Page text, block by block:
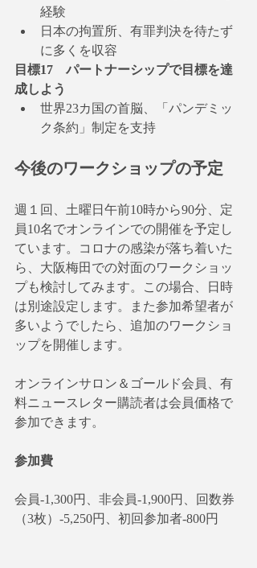
経験
日本の拘置所、有罪判決を待たず
に多くを収容
目標17　パートナーシップで目標を達
成しよう
世界23カ国の首脳、「パンデミッ
ク条約」制定を支持
今後のワークショップの予定
週１回、土曜日午前10時から90分、定
員10名でオンラインでの開催を予定し
ています。コロナの感染が落ち着いた
ら、大阪梅田での対面のワークショッ
プも検討してみます。この場合、日時
は別途設定します。また参加希望者が
多いようでしたら、追加のワークショ
ップを開催します。
オンラインサロン＆ゴールド会員、有
料ニュースレター購読者は会員価格で
参加できます。
参加費
会員-1,300円、非会員-1,900円、回数券
（3枚）-5,250円、初回参加者-800円